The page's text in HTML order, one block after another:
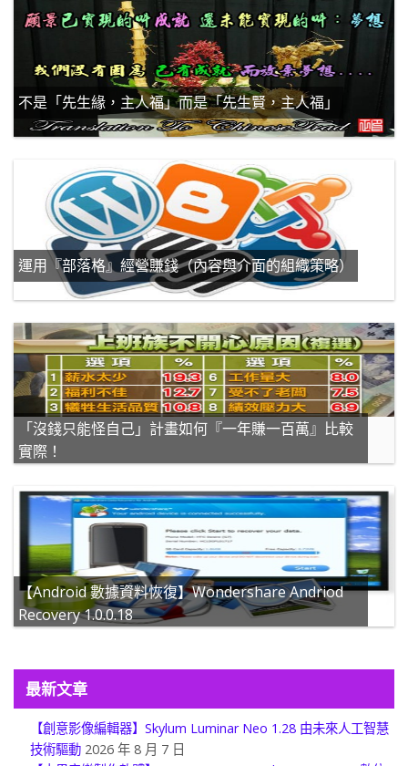
不是「先生緣，主人福」而是「先生賢，主人福」
運用『部落格』經營賺錢（內容與介面的組織策略）
「沒錢只能怪自己」計畫如何『一年賺一百萬』比較
實際！
【Android 數據資料恢復】Wondershare Andriod
Recovery 1.0.0.18
最新文章
【創意影像編輯器】Skylum Luminar Neo 1.28 由未來人工智慧
技術驅動 2026 年 8 月 7 日
【水果音樂製作軟體】Image-Line FL Studio 26.1.3.5570 數位